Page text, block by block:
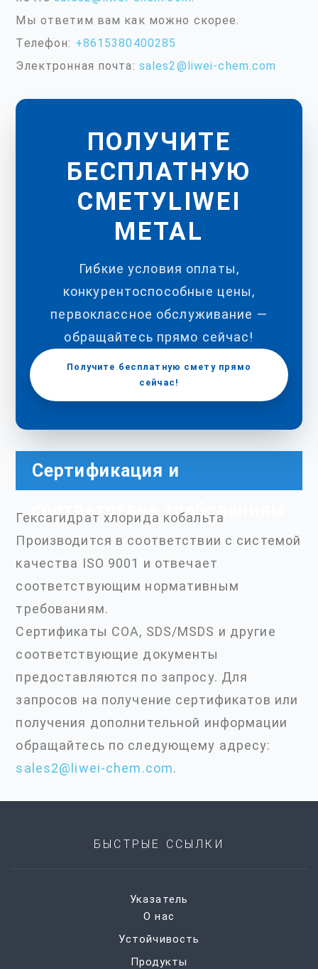
Мы ответим вам как можно скорее.
Телефон: +8615380400285
Электронная почта: sales2@liwei-chem.com
ПОЛУЧИТЕ
БЕСПЛАТНУЮ
СМЕТУLIWEI
METAL
Гибкие условия оплаты,
конкурентоспособные цены,
первоклассное обслуживание —
обращайтесь прямо сейчас!
Получите бесплатную смету прямо
сейчас!
Сертификация и
соответствие требованиям
Гексагидрат хлорида кобальта
Производится в соответствии с системой
качества ISO 9001 и отвечает
соответствующим нормативным
требованиям.
Сертификаты COA, SDS/MSDS и другие
соответствующие документы
предоставляются по запросу. Для
запросов на получение сертификатов или
получения дополнительной информации
обращайтесь по следующему адресу:
sales2@liwei-chem.com.
БЫСТРЫЕ ССЫЛКИ
Указатель
О нас
Устойчивость
Продукты